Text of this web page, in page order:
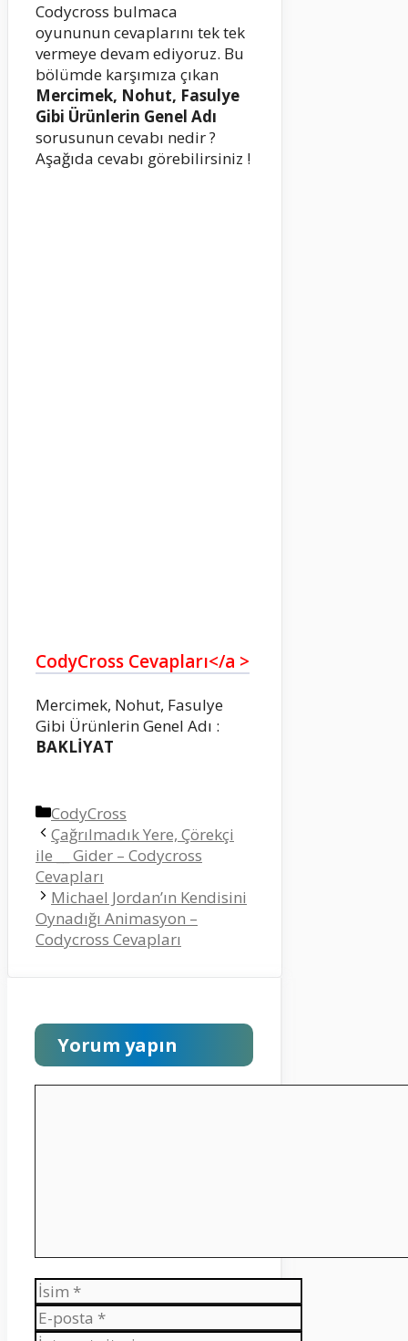
Codycross bulmaca
oyununun cevaplarını tek tek
vermeye devam ediyoruz. Bu
bölümde karşımıza çıkan
Mercimek, Nohut, Fasulye
Gibi Ürünlerin Genel Adı
sorusunun cevabı nedir ?
Aşağıda cevabı görebilirsiniz !
CodyCross Cevapları</a >
Mercimek, Nohut, Fasulye
Gibi Ürünlerin Genel Adı :
BAKLİYAT
Kategoriler
CodyCross
Çağrılmadık Yere, Çörekçi
ile __ Gider – Codycross
Cevapları
Michael Jordan’ın Kendisini
Oynadığı Animasyon –
Codycross Cevapları
Yorum yapın
İsim
E-
posta